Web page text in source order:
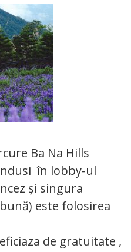
Ba Na Hills
în lobby-ul
și singura
este folosirea
de gratuitate ,